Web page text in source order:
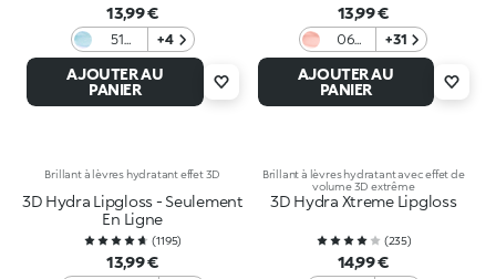
13,99 €
51
Frozen
Light
Blue
+4
AJOUTER AU
PANIER
13,99 €
06
Candy
Rose
+31
AJOUTER AU
PANIER
Brillant à lèvres hydratant effet 3D
3D Hydra Lipgloss - Seulement
En Ligne
(1195)
13,99 €
Brillant à lèvres hydratant avec effet de
volume 3D extrême
3D Hydra Xtreme Lipgloss
(235)
14,99 €